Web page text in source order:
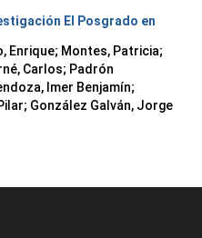
El Posgrado en
Enrique; Montes, Patricia;
Carlos; Padrón
Imer Benjamín;
; González Galván, Jorge